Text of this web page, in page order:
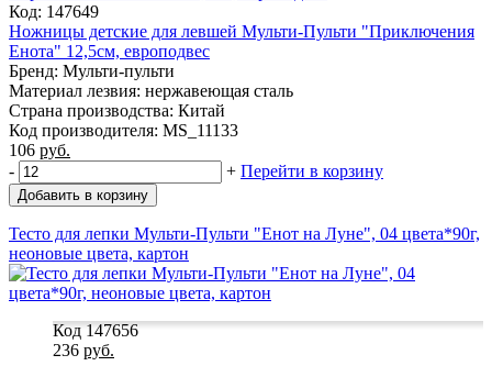
Код: 147649
Ножницы детские для левшей Мульти-Пульти "Приключения
Енота" 12,5см, европодвес
Бренд: Мульти-пульти
Материал лезвия: нержавеющая сталь
Страна производства: Китай
Код производителя: MS_11133
106 руб.
-
+ Перейти в корзину
Добавить в корзину
Тесто для лепки Мульти-Пульти "Енот на Луне", 04 цвета*90г,
неоновые цвета, картон
Код 147656
236 руб.